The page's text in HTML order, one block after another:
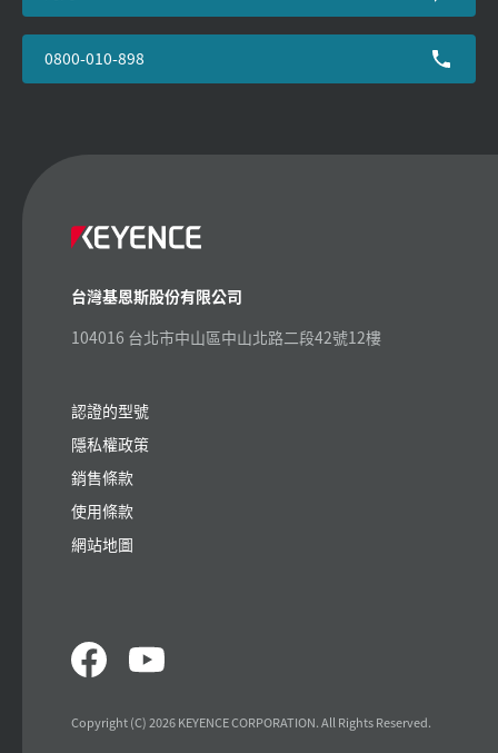
0800-010-898
台灣基恩斯股份有限公司
104016 台北市中山區中山北路二段42號12樓
認證的型號
隱私權政策
銷售條款
使用條款
網站地圖
Copyright (C) 2026 KEYENCE CORPORATION. All Rights Reserved.